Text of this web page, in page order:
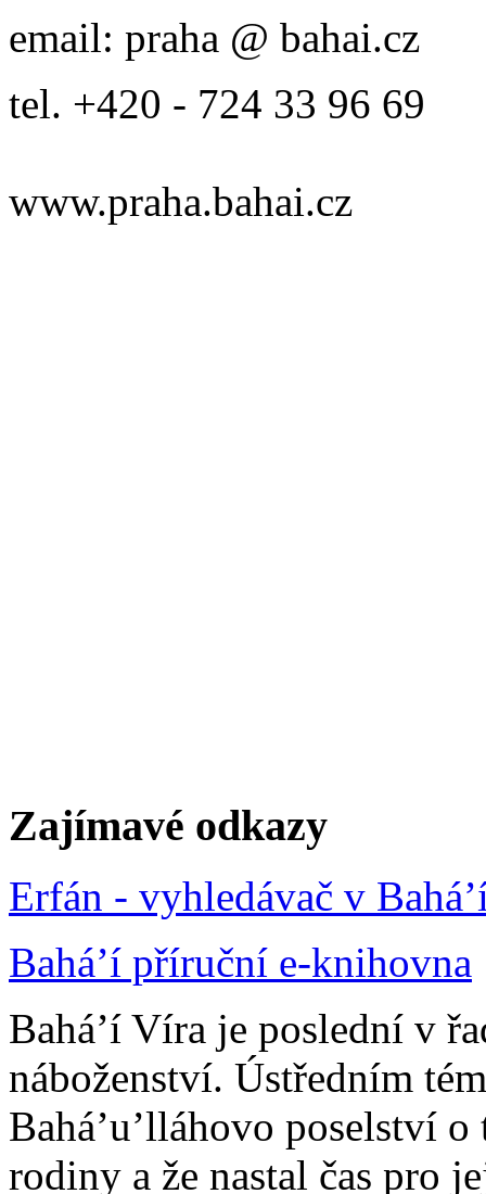
email: praha @ bahai.cz
tel. +420 - 724 33 96 69
www.praha.bahai.cz
Zajímavé odkazy
Erfán - vyhledávač v
Bahá’í příruční e-knihovna
Bahá’í Víra je poslední v
náboženství. Ústředním
Bahá’u’lláhovo poselství
rodiny a že nastal čas pro